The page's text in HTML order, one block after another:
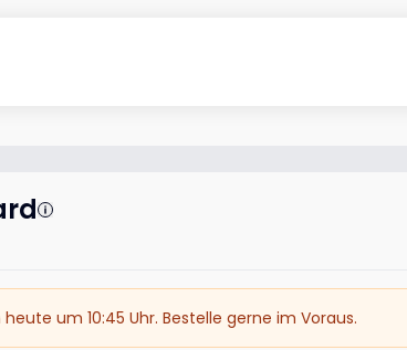
um 10:45 Uhr. Bestelle gerne im Voraus.